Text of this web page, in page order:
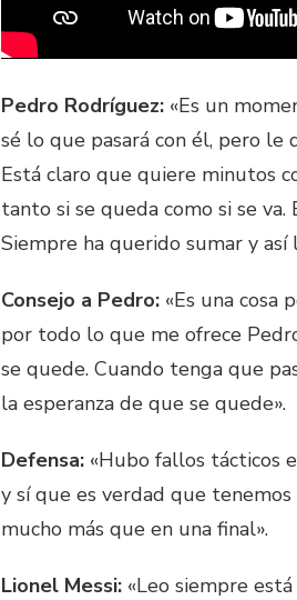
Pedro Rodríguez: «Es un
sé lo que pasará con él, pero le
Está claro que quiere minutos
tanto si se queda como si se
Siempre ha querido sumar y
Consejo a Pedro: «Es una cosa
por todo lo que me ofrece
se quede. Cuando tenga que
la esperanza de que se quede».
Defensa: «Hubo fallos tácticos
y sí que es verdad que
mucho más que en una final».
Lionel Messi: «Leo siempre